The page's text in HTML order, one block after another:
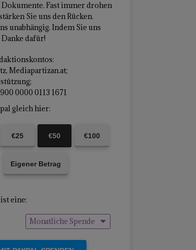
Dokumente. Fast immer drohen
Sie uns den Rücken.
unabhängig. Indem Sie uns
dafür!
Mediapartizan.at;
0000 0113 1671
gleich hier:
€25 €50 €100
Eigener Betrag
eine:
Monatliche Spende